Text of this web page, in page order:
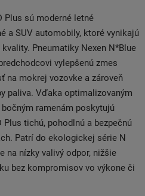
Plus sú moderné letné
a SUV automobily, ktoré vynikajú
Pneumatiky Nexen N*Blue
vylepšenú zmes
na mokrej vozovke a zároveň
paliva. Vďaka optimalizovaným
ramenám poskytujú
Plus tichú, pohodlnú a bezpečnú
Patrí do ekologickej série N
na nízky valivý odpor, nižšie
bez kompromisov vo výkone či